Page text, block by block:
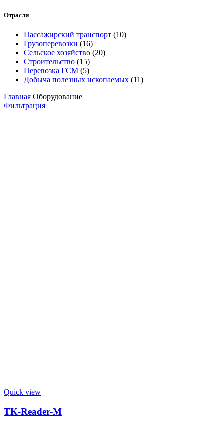
Отрасли
Пассажирский транспорт (10)
Грузоперевозки (16)
Сельское хозяйство (20)
Строительство (15)
Перевозка ГСМ (5)
Добыча полезных ископаемых (11)
Главная Оборудование
Фильтрация
Quick view
TK-Reader-M